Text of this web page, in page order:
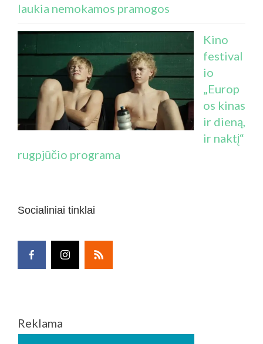
laukia nemokamos pramogos
Kino
festival
io
„Europ
os kinas
ir dieną,
ir naktį“
rugpjūčio programa
Socialiniai tinklai
Reklama